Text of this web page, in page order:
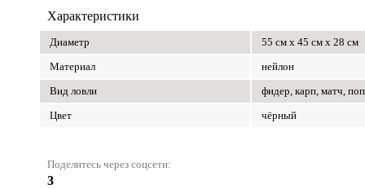
Характеристики
Диаметр
55 см х 45 см х 28 см
Материал
нейлон
Вид ловли
фидер, карп, матч,
Цвет
чёрный
Поделитесь через соцсети:
3